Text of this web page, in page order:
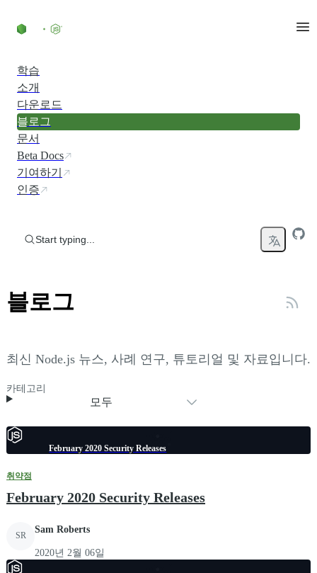
학습
소개
다운로드
블로그
문서
Beta Docs
기여하기
인증
Start typing...
블로그
최신 Node.js 뉴스, 사례 연구, 튜토리얼 및 자료입니다.
카테고리
모두
February 2020 Security Releases
취약점
February 2020 Security Releases
SR
Sam Roberts
2020년 2월 06일